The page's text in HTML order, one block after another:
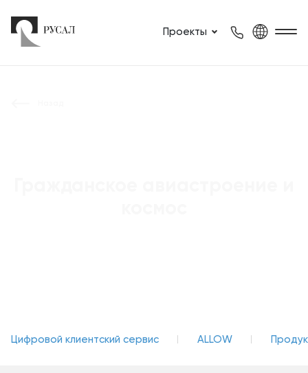
Проекты
Цифровой клиентский сервис ALLOW